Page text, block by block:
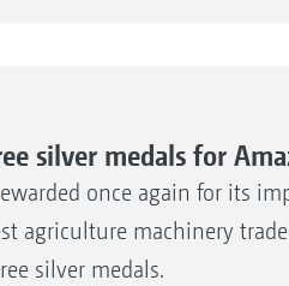
silver medals for
once again for its
agriculture machinery
silver medals.